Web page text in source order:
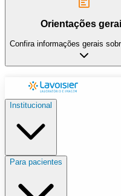
Orientações
Confira informações gerais
Institucional
Para pacientes